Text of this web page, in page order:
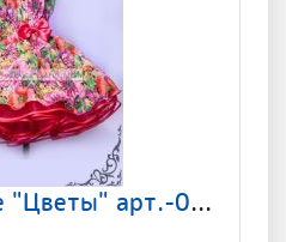
Детское платье "Цветы" арт.-077